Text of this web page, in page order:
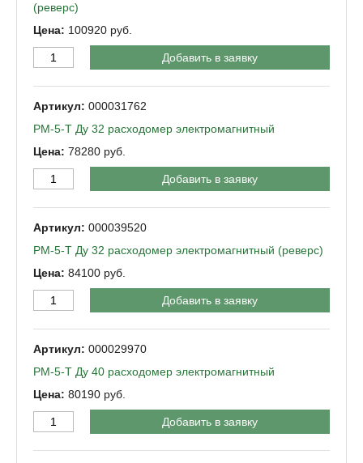
(реверс)
100920
Добавить в заявку
000031762
РМ-5-Т Ду 32 расходомер электромагнитный
78280
Добавить в заявку
000039520
РМ-5-Т Ду 32 расходомер электромагнитный (реверс)
84100
Добавить в заявку
000029970
РМ-5-Т Ду 40 расходомер электромагнитный
80190
Добавить в заявку